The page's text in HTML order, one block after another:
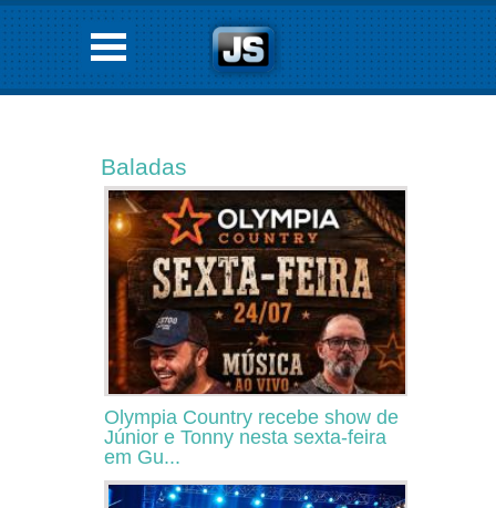
Baladas
Olympia Country recebe show de
Júnior e Tonny nesta sexta-feira
em Gu...